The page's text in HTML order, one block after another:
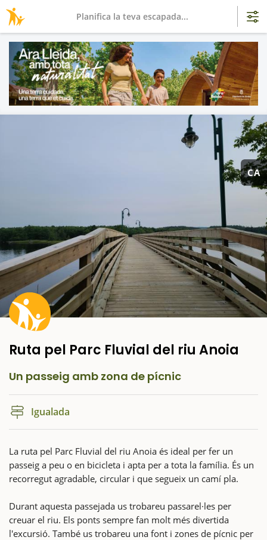
CA
Ruta pel Parc Fluvial del riu Anoia
Un passeig amb zona de pícnic
Igualada
La ruta pel Parc Fluvial del riu Anoia és ideal per fer un
passeig a peu o en bicicleta i apta per a tota la família. És un
recorregut agradable, circular i que segueix un camí pla.
Durant aquesta passejada us trobareu passarel·les per
creuar el riu. Els ponts sempre fan molt més divertida
l'excursió. També us trobareu una font i zones de pícnic per
Planifica la teva escapada...